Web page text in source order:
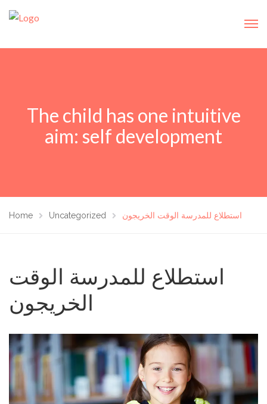
The child has one intuitive
aim: self development
Home Uncategorized استطلاع للمدرسة الوقت الخريجون
استطلاع للمدرسة الوقت
الخريجون